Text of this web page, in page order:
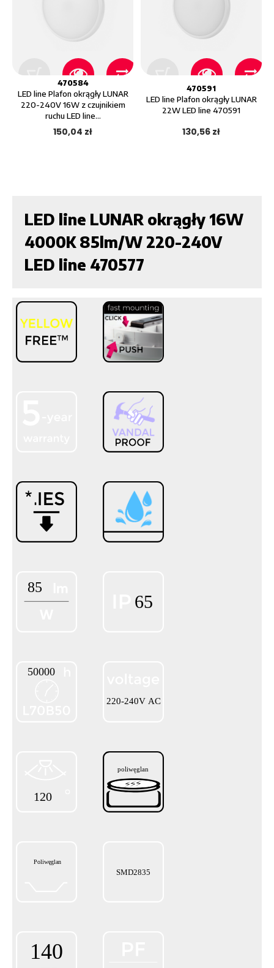
470584
LED line Plafon okrągły LUNAR
220-240V 16W z czujnikiem
ruchu LED line...
150,04 zł
470591
LED line Plafon okrągły LUNAR
22W LED line 470591
130,56 zł
LED line LUNAR okrągły 16W
4000K 85lm/W 220-240V
LED line 470577